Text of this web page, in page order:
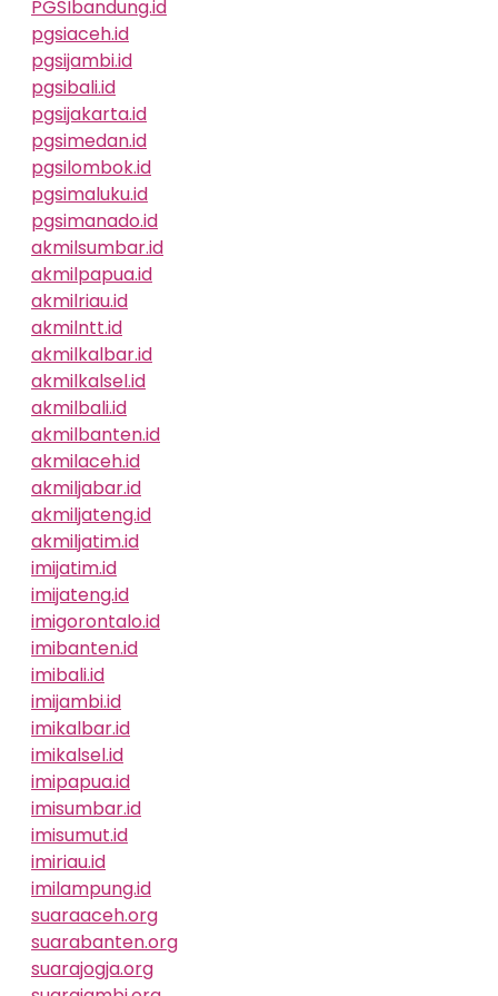
PGSIbandung.id
pgsiaceh.id
pgsijambi.id
pgsibali.id
pgsijakarta.id
pgsimedan.id
pgsilombok.id
pgsimaluku.id
pgsimanado.id
akmilsumbar.id
akmilpapua.id
akmilriau.id
akmilntt.id
akmilkalbar.id
akmilkalsel.id
akmilbali.id
akmilbanten.id
akmilaceh.id
akmiljabar.id
akmiljateng.id
akmiljatim.id
imijatim.id
imijateng.id
imigorontalo.id
imibanten.id
imibali.id
imijambi.id
imikalbar.id
imikalsel.id
imipapua.id
imisumbar.id
imisumut.id
imiriau.id
imilampung.id
suaraaceh.org
suarabanten.org
suarajogja.org